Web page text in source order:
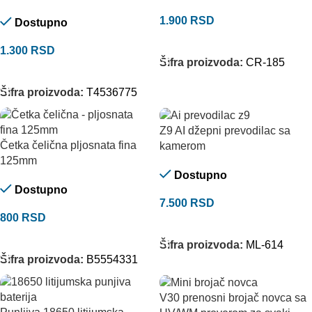
Dostupno
1.300 RSD
Šifra proizvoda: T4536775
1.900 RSD
Šifra proizvoda: CR-185
Četka čelična pljosnata fina
125mm
Dostupno
800 RSD
Šifra proizvoda: B5554331
Z9 AI džepni prevodilac sa
kamerom
Dostupno
7.500 RSD
Šifra proizvoda: ML-614
V30 prenosni brojač novca sa